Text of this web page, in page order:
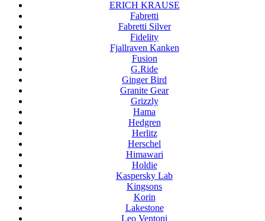
ERICH KRAUSE
Fabretti
Fabretti Silver
Fidelity
Fjallraven Kanken
Fusion
G.Ride
Ginger Bird
Granite Gear
Grizzly
Hama
Hedgren
Herlitz
Herschel
Himawari
Holdie
Kaspersky Lab
Kingsons
Korin
Lakestone
Leo Ventoni